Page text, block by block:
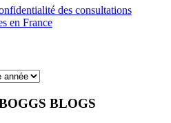
des consultations
en France
BLOGS